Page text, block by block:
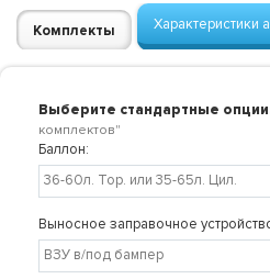
Комплекты Характеристики
Выберите стандартные
комплектов"
Баллон:
Выносное заправочное